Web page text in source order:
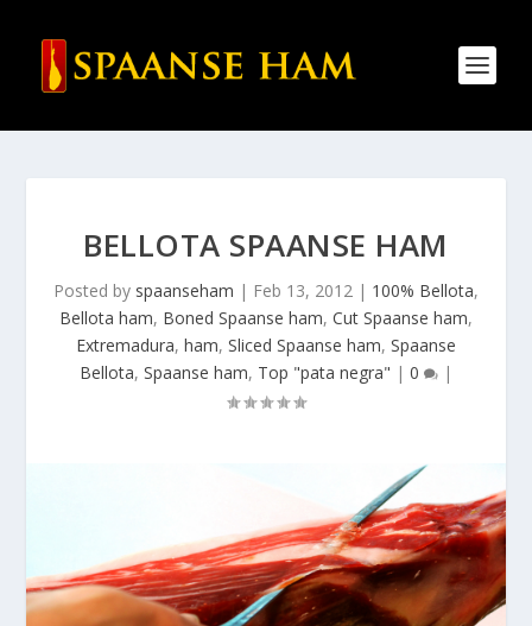
BELLOTA SPAANSE HAM
Posted by spaanseham | Feb 13, 2012 | 100% Bellota,
Bellota ham, Boned Spaanse ham, Cut Spaanse ham,
Extremadura, ham, Sliced Spaanse ham, Spaanse
Bellota, Spaanse ham, Top "pata negra" | 0 |